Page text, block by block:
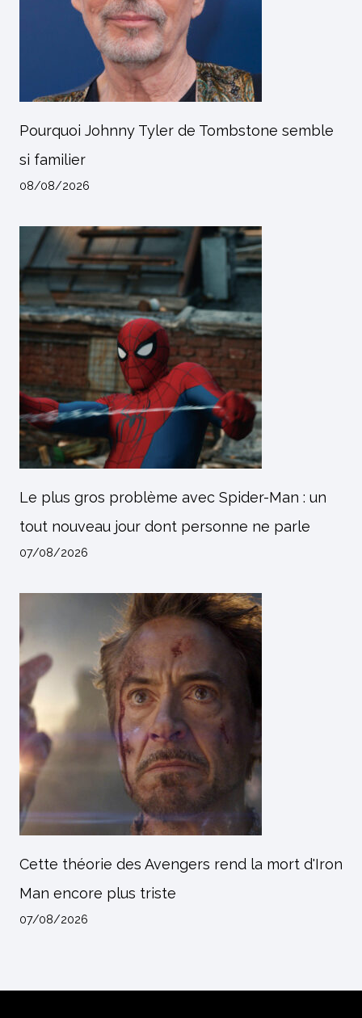
Pourquoi Johnny Tyler de Tombstone semble
si familier
08/08/2026
Le plus gros problème avec Spider-Man : un
tout nouveau jour dont personne ne parle
07/08/2026
Cette théorie des Avengers rend la mort d'Iron
Man encore plus triste
07/08/2026